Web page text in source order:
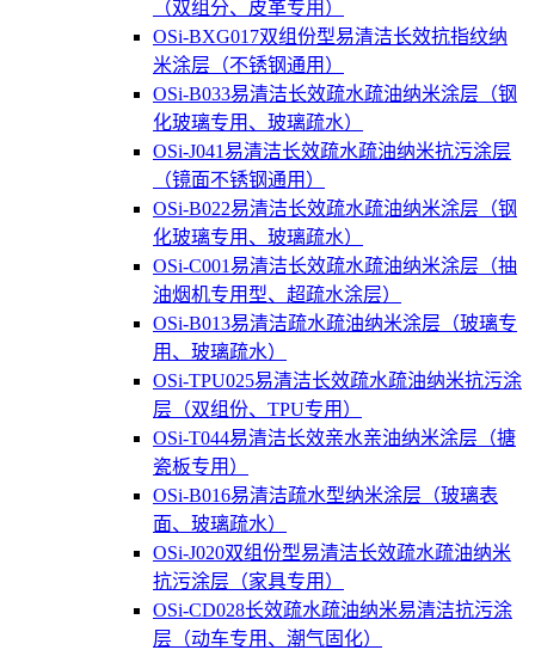
（双组分、皮革专用）
OSi-BXG017双组份型易清洁长效抗指纹纳
米涂层（不锈钢通用）
OSi-B033易清洁长效疏水疏油纳米涂层（钢
化玻璃专用、玻璃疏水）
OSi-J041易清洁长效疏水疏油纳米抗污涂层
（镜面不锈钢通用）
OSi-B022易清洁长效疏水疏油纳米涂层（钢
化玻璃专用、玻璃疏水）
OSi-C001易清洁长效疏水疏油纳米涂层（抽
油烟机专用型、超疏水涂层）
OSi-B013易清洁疏水疏油纳米涂层（玻璃专
用、玻璃疏水）
OSi-TPU025易清洁长效疏水疏油纳米抗污涂
层（双组份、TPU专用）
OSi-T044易清洁长效亲水亲油纳米涂层（搪
瓷板专用）
OSi-B016易清洁疏水型纳米涂层（玻璃表
面、玻璃疏水）
OSi-J020双组份型易清洁长效疏水疏油纳米
抗污涂层（家具专用）
OSi-CD028长效疏水疏油纳米易清洁抗污涂
层（动车专用、潮气固化）